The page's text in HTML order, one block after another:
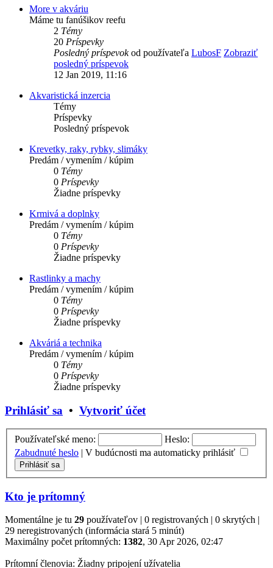
More v akváriu
Máme tu fanúšikov reefu
2 Témy
20 Príspevky
Posledný príspevokod používateľa LubosF Zobraziť
posledný príspevok
12 Jan 2019, 11:16
Akvaristická inzercia
Témy
Príspevky
Posledný príspevok
Krevetky, raky, rybky, slimáky
Predám / vymením / kúpim
0 Témy
0 Príspevky
Žiadne príspevky
Krmivá a doplnky
Predám / vymením / kúpim
0 Témy
0 Príspevky
Žiadne príspevky
Rastlinky a machy
Predám / vymením / kúpim
0 Témy
0 Príspevky
Žiadne príspevky
Akváriá a technika
Predám / vymením / kúpim
0 Témy
0 Príspevky
Žiadne príspevky
Prihlásiť sa • Vytvoriť účet
Používateľské meno:
Heslo:
Zabudnuté heslo | V budúcnosti ma automaticky prihlásiť
Kto je prítomný
Momentálne je tu 29 používateľov | 0 registrovaných | 0 skrytých |
29 neregistrovaných (informácia stará 5 minút)
Maximálny počet prítomných: 1382, 30 Apr 2026, 02:47
Prítomní členovia: Žiadny pripojení užívatelia